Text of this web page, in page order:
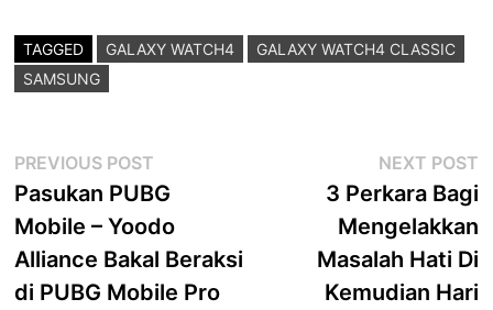
TAGGED GALAXY WATCH4
GALAXY WATCH4 CLASSIC
SAMSUNG
Post
navigation
PREVIOUS POST
post:
Pasukan PUBG
Mobile – Yoodo
Alliance Bakal Beraksi
di PUBG Mobile Pro
NEXT POST
3 Perkara Bagi
Mengelakkan
Masalah Hati Di
Kemudian Hari